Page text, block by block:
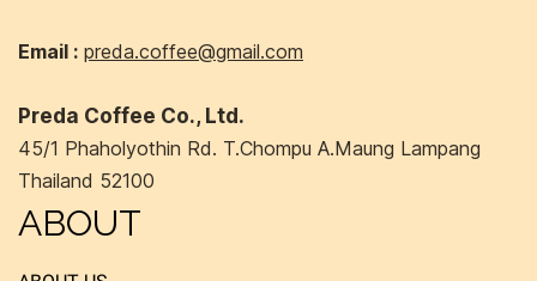
Email : preda.coffee@gmail.com
Preda Coffee Co., Ltd.
45/1 Phaholyothin Rd. T.Chompu A.Maung Lampang
Thailand 52100
ABOUT